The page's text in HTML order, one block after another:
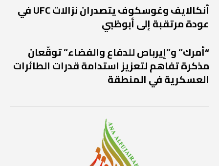
أنكالايف وغوسكوف يتصدران نزالات UFC في
عودة مرتقبة إلى أبوظبي
“أمرك” و”إيرباص للدفاع والفضاء” توقّعان
مذكرة تفاهم لتعزيز استدامة قدرات الطائرات
العسكرية في المنطقة